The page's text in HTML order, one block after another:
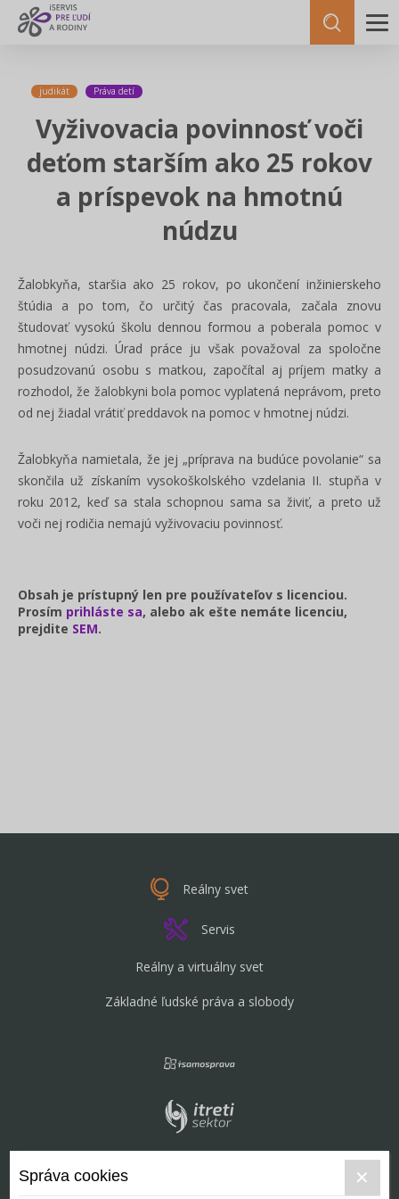
judikát Práva detí
Vyživovacia povinnosť voči
deťom starším ako 25 rokov
a príspevok na hmotnú
núdzu
Žalobkyňa, staršia ako 25 rokov, po ukončení inžinierskeho
štúdia a po tom, čo určitý čas pracovala, začala znovu
študovať vysokú školu dennou formou a poberala pomoc v
hmotnej núdzi. Úrad práce ju však považoval za spoločne
posudzovanú osobu s matkou, započítal aj príjem matky a
rozhodol, že žalobkyni bola pomoc vyplatená neprávom, preto
od nej žiadal vrátiť preddavok na pomoc v hmotnej núdzi.
Žalobkyňa namietala, že jej „príprava na budúce povolanie“ sa
skončila už získaním vysokoškolského vzdelania II. stupňa v
roku 2012, keď sa stala schopnou sama sa živiť, a preto už
voči nej rodičia nemajú vyživovaciu povinnosť.
Obsah je prístupný len pre používateľov s licenciou.
Prosím prihláste sa, alebo ak ešte nemáte licenciu,
prejdite SEM.
Reálny svet
Servis
Reálny a virtuálny svet
Základné ľudské práva a slobody
Správa cookies